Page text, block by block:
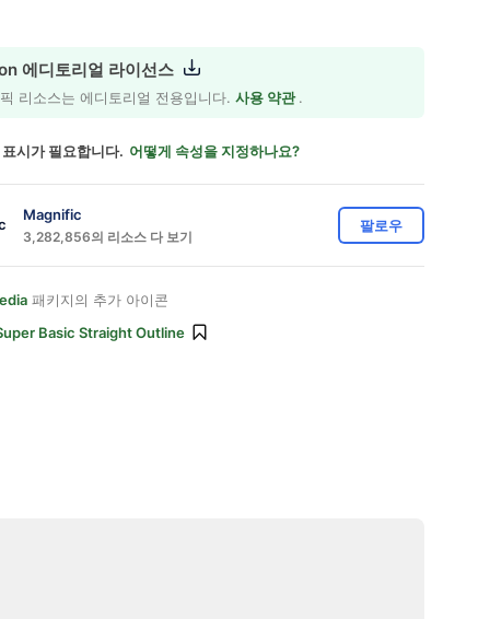
에디토리얼 라이선스
리소스는 에디토리얼 전용입니다. 사용 약관.
시가 필요합니다. 어떻게 속성을 지정하나요?
Magnific
3,282,856의 리소스 다 보기
팔로우
패키지의 추가 아이콘
Basic Straight Outline